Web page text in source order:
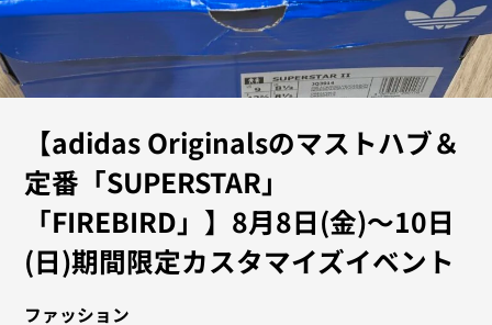
【adidas Originalsのマストハブ＆
定番「SUPERSTAR」
「FIREBIRD」】8月8日(金)～10日
(日)期間限定カスタマイズイベント
ファッション